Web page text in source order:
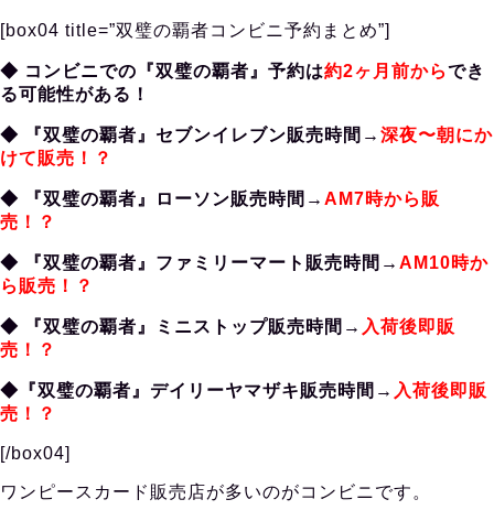
[box04 title=”双璧の覇者コンビニ予約まとめ”]
◆ コンビニでの『双璧の覇者』予約は約2ヶ月前からでき
る可能性がある！
◆ 『双璧の覇者』セブンイレブン販売時間→ 深夜〜朝にか
けて販売！？
◆ 『双璧の覇者』ローソン販売時間→ AM7時から販
売！？
◆ 『双璧の覇者』ファミリーマート販売時間→ AM10時か
ら販売！？
◆ 『双璧の覇者』ミニストップ販売時間→ 入荷後即販
売！？
◆『双璧の覇者』デイリーヤマザキ販売時間→ 入荷後即販
売！？
[/box04]
ワンピースカード販売店が多いのがコンビニです。